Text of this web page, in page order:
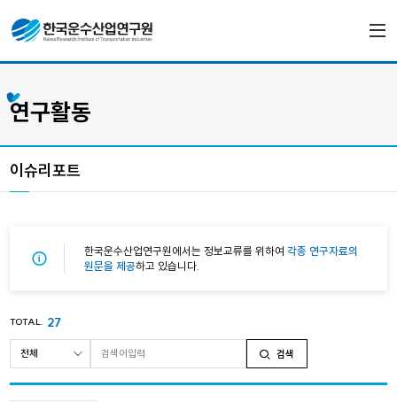
연구활동
이슈리포트
한국운수산업연구원에서는 정보교류를 위하여 각종 연구자료의
원문을 제공하고 있습니다.
TOTAL. 27
검색